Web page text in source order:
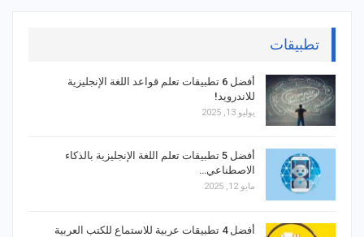
تطبيقات
أفضل 6 تطبيقات تعلم قواعد اللغة الإنجليزية
للاندرويد!
يوليو 13, 2025
أفضل 5 تطبيقات تعلم اللغة الإنجليزية بالذكاء
الاصطناعي…
مايو 12, 2025
أفضل 4 تطبيقات عربية للاستماع للكتب العربية